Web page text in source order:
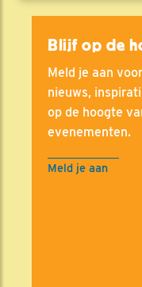
Blijf op de
Meld je aan
nieuws,
op de hoogte
evenementen.
Meld je aan